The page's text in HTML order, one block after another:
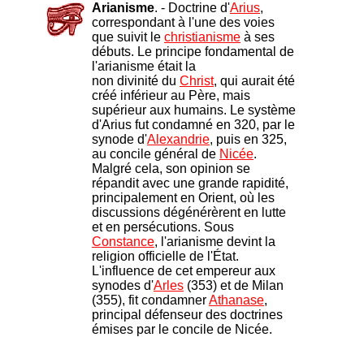
Arianisme. - Doctrine d'Arius,
correspondant à l'une des voies
que suivit le christianisme à ses
débuts. Le principe fondamental de
l'arianisme était la
non divinité du Christ, qui aurait été
créé inférieur au Père, mais
supérieur aux humains. Le système
d'Arius fut condamné en 320, par le
synode d'Alexandrie, puis en 325,
au concile général de Nicée.
Malgré cela, son opinion se
répandit avec une grande rapidité,
principalement en Orient, où les
discussions dégénérèrent en lutte
et en persécutions. Sous
Constance, l'arianisme devint la
religion officielle de l'État.
L'influence de cet empereur aux
synodes d'Arles (353) et de Milan
(355), fit condamnerAthanase,
principal défenseur des doctrines
émises par le concile de Nicée.